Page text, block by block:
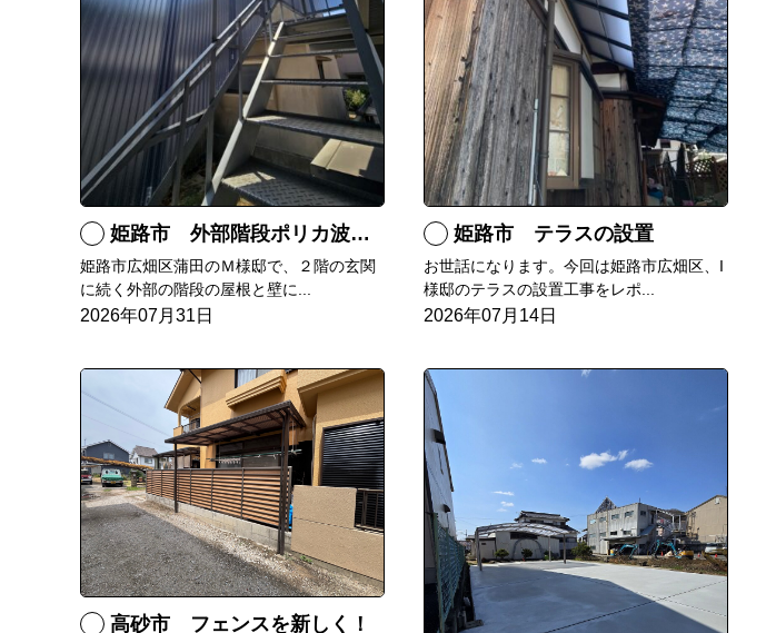
姫路市 外部階段ポリカ波板張替工事
姫路市広畑区蒲田のＭ様邸で、２階の玄関
に続く外部の階段の屋根と壁に...
2026年07月31日
姫路市 テラスの設置
お世話になります。今回は姫路市広畑区、I
様邸のテラスの設置工事をレポ...
2026年07月14日
高砂市 フェンスを新しく！